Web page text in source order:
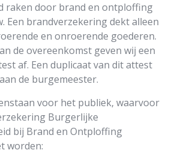
raken door brand en ontploffing
Een brandverzekering dekt alleen
en onroerende goederen.
de overeenkomst geven wij een
af. Een duplicaat van dit attest
de burgemeester.
voor het publiek, waarvoor
Burgerlijke
bij Brand en Ontploffing
worden: